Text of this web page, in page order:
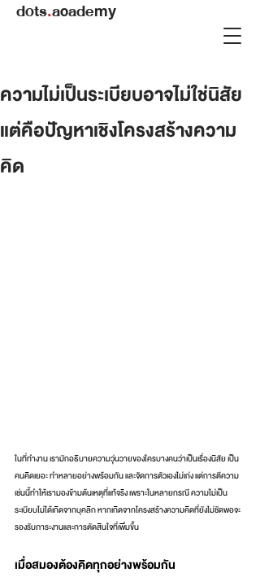
dots.academy
ความไม่เป็นระเบียบอาจไม่ใช่นิสัย
แต่คือปัญหาเชิงโครงสร้างความ
คิด
ในที่ทำงาน เรามักอธิบายความวุ่นวายของใครบางคนว่าเป็นเรื่องนิสัย เป็น
คนคิดเยอะ ทำหลายอย่างพร้อมกัน และจัดการตัวเองไม่เก่ง แต่การตีความ
เช่นนี้ทำให้เรามองข้ามต้นเหตุที่แท้จริง เพราะในหลายกรณี ความไม่เป็น
ระเบียบไม่ได้เกิดจากบุคลิก หากเกิดจากโครงสร้างความคิดที่ยังไม่ชัดพอจะ
รองรับภาระงานและการตัดสินใจที่เพิ่มขึ้น
เมื่อสมองต้องคิดทุกอย่างพร้อมกัน